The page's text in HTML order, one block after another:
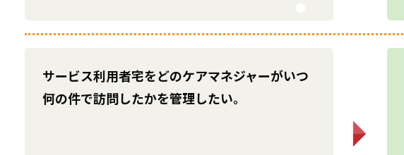
サービス利用者宅をどのケアマネジャーがいつ
何の件で訪問したかを管理したい。